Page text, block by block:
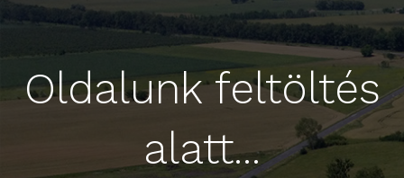
Oldalunk feltöltés
alatt...